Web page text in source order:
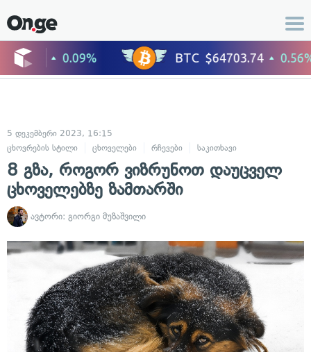
5 დეკემბერი 2023, 16:15
ცხოვრების სტილი
ცხოველები რჩევები საკითხავი
8 გზა, როგორ ვიზრუნოთ დაუცველ
ცხოველებზე ზამთარში
ავტორი: გიორგი მუზაშვილი